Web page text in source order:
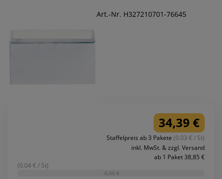
Art.-Nr. H327210701-76645
34,39 €
Staffelpreis ab 3 Pakete (0.03 € / St)
inkl. MwSt. & zzgl. Versand
ab 1 Paket 38,85 €
(0.04 € / St)
-0,00 €